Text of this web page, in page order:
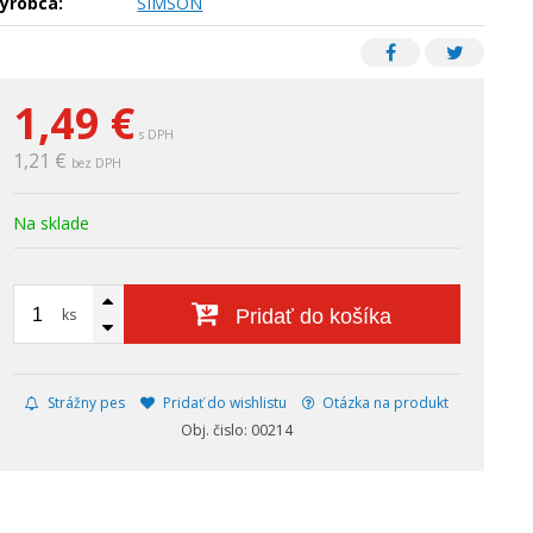
1,49 € s DPH
1,21 € bez DPH
Na sklade
ks Pridať do košíka
Strážny pes Pridať do wishlistu
Otázka na produkt
Obj. čislo: 00214